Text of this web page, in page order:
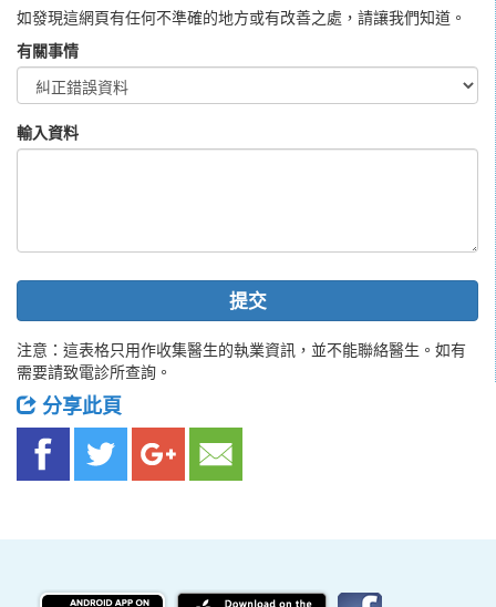
如發現這網頁有任何不準確的地方或有改善之處，請讓我們知道。
有關事情
輸入資料
提交
注意：這表格只用作收集醫生的執業資訊，並不能聯絡醫生。如有
需要請致電診所查詢。
分享此頁